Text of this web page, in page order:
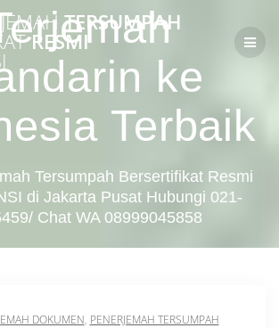
to
content
TERSUMPAH
RESMI
ke
Terbaik
Tersumpah Bersertifikat Resmi
di Jakarta Pusat Hubungi 021-
Chat WA 08999045858
DOKUMEN, PENERJEMAH TERSUMPAH